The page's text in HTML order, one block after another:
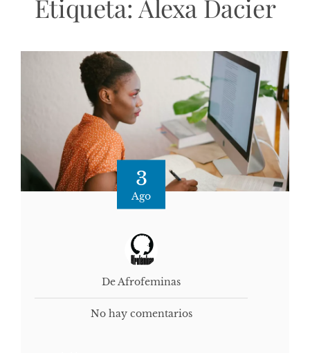
Etiqueta: Alexa Dacier
3
Ago
De Afrofeminas
No hay comentarios